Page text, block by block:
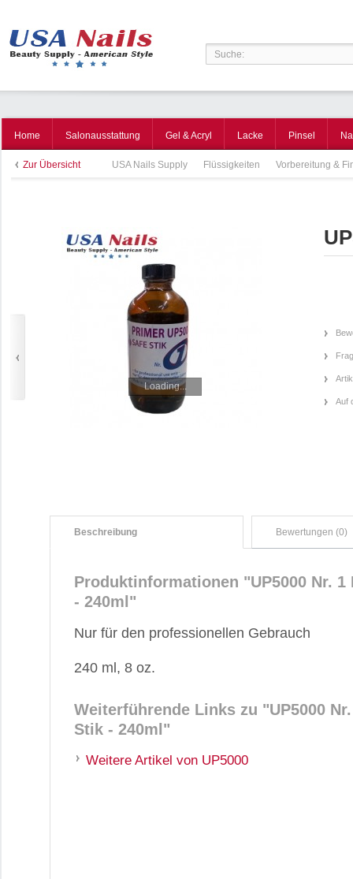
Home Salonausstattung Gel & Acryl Lacke Pinsel
Zur Übersicht USA Nails Supply Flüssigkeiten Vorbereitung &
Loading...
Auf
Beschreibung Bewertungen (0)
Produktinformationen "UP5000 Nr.
- 240ml"
Nur für den professionellen Gebrauch
240 ml, 8 oz.
Weiterführende Links zu "UP5000
Stik - 240ml"
Weitere Artikel von UP5000